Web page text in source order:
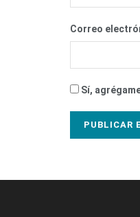
Correo
Sí,